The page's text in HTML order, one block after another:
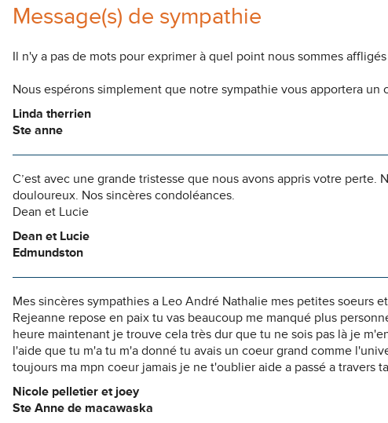
Message(s) de sympathie
Il n'y a pas de mots pour exprimer à quel point nous sommes
Nous espérons simplement que notre sympathie vous apportera un
Linda therrien
Ste anne
C’est avec une grande tristesse que nous avons appris votre perte.
douloureux. Nos sincères condoléances.
Dean et Lucie
Dean et Lucie
Edmundston
Mes sincères sympathies a Leo André Nathalie mes petites soeurs
Rejeanne repose en paix tu vas beaucoup me manqué plus
heure maintenant je trouve cela très dur que tu ne sois pas là je
l'aide que tu m'a tu m'a donné tu avais un coeur grand comme
toujours ma mpn coeur jamais je ne t'oublier aide a passé a travers
Nicole pelletier et joey
Ste Anne de macawaska